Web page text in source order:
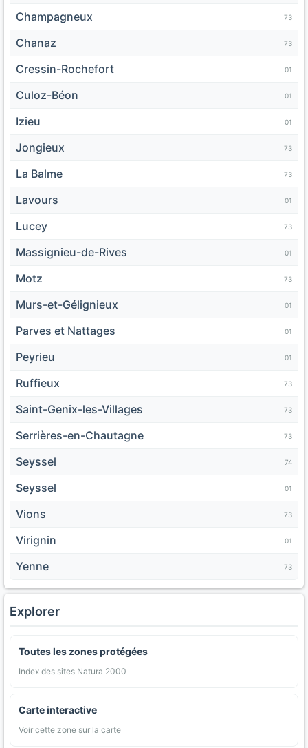
Champagneux 73
Chanaz 73
Cressin-Rochefort 01
Culoz-Béon 01
Izieu 01
Jongieux 73
La Balme 73
Lavours 01
Lucey 73
Massignieu-de-Rives 01
Motz 73
Murs-et-Gélignieux 01
Parves et Nattages 01
Peyrieu 01
Ruffieux 73
Saint-Genix-les-Villages 73
Serrières-en-Chautagne 73
Seyssel 74
Seyssel 01
Vions 73
Virignin 01
Yenne 73
Explorer
Toutes les zones protégées
Index des sites Natura 2000
Carte interactive
Voir cette zone sur la carte